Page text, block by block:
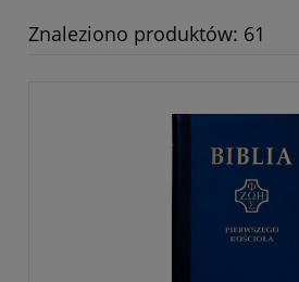
Znaleziono produktów: 61